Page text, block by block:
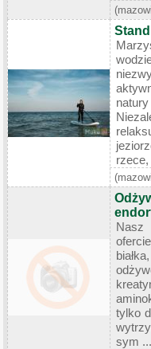
rzece,
tylko
sym ...